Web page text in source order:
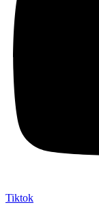
Tiktok